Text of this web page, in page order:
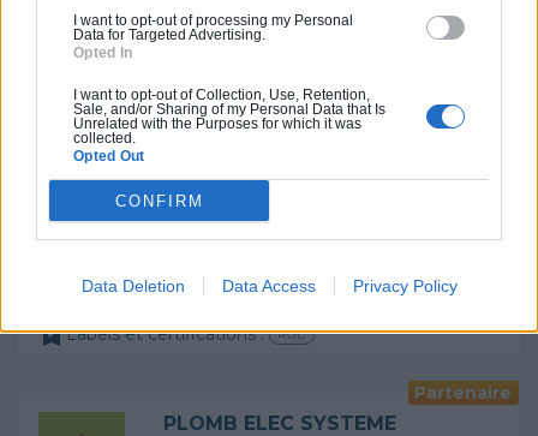
I want to opt-out of processing my Personal
Data for Targeted Advertising.
Opted In
I want to opt-out of Collection, Use, Retention,
Sale, and/or Sharing of my Personal Data that Is
Unrelated with the Purposes for which it was
collected.
Opted Out
CONFIRM
Data Deletion Data Access Privacy Policy
Activités :Volet en PVC, Papier peint, ...
4.8
Rendez-vous
Labels et certifications : RGE
Partenaire
PLOMB ELEC SYSTEME